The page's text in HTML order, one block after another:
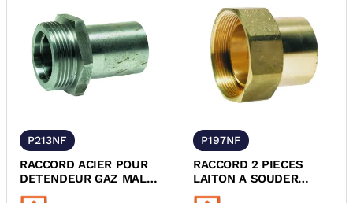
P213NF
RACCORD ACIER POUR
DETENDEUR GAZ MALE
P197NF
RACCORD 2 PIECES
LAITON A SOUDER
CUIVRE A ECROU